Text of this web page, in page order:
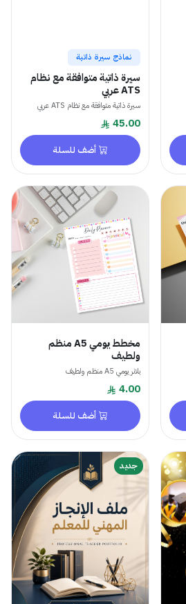
نماذج سيرة ذاتية
‎⁨سيرة ذاتية متوافقة مع نظام
ATS عربي
‎⁨سيرة ذاتية متوافقة مع نظام ATS عربي
45.00
أضف للسلة
مخطط يومي A5 منظم
ولطيف
بلانر يومي A5 منظم ولطيف
4.00
أضف للسلة
جديد